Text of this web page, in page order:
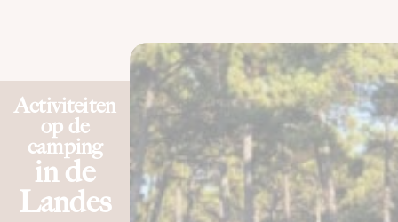
Activiteiten
op de
camping
in de
Landes